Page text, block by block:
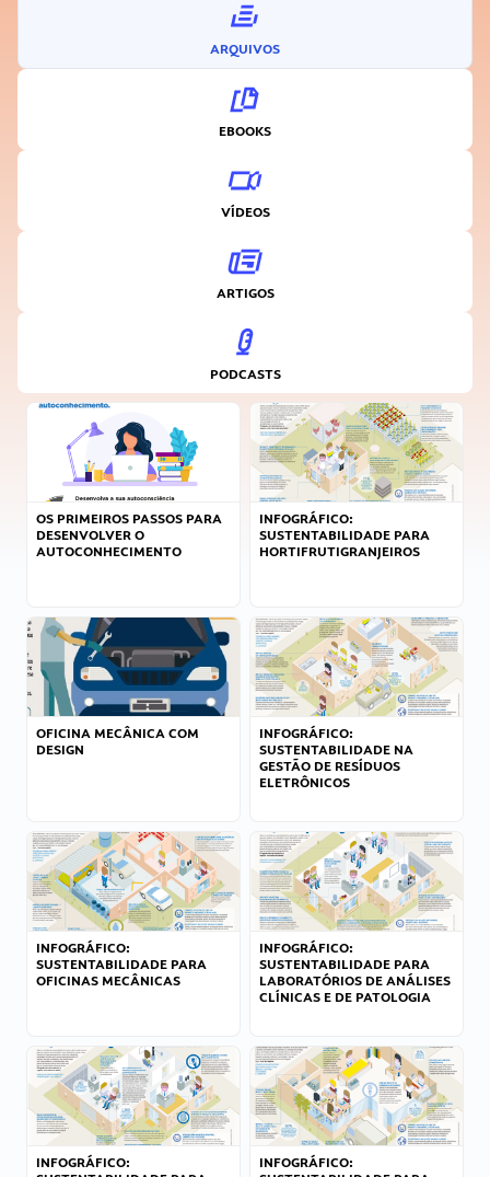
ARQUIVOS
EBOOKS
VÍDEOS
ARTIGOS
PODCASTS
OS PRIMEIROS PASSOS PARA
DESENVOLVER O
AUTOCONHECIMENTO
INFOGRÁFICO:
SUSTENTABILIDADE PARA
HORTIFRUTIGRANJEIROS
OFICINA MECÂNICA COM
DESIGN
INFOGRÁFICO:
SUSTENTABILIDADE NA
GESTÃO DE RESÍDUOS
ELETRÔNICOS
INFOGRÁFICO:
SUSTENTABILIDADE PARA
OFICINAS MECÂNICAS
INFOGRÁFICO:
SUSTENTABILIDADE PARA
LABORATÓRIOS DE ANÁLISES
CLÍNICAS E DE PATOLOGIA
INFOGRÁFICO:
INFOGRÁFICO: